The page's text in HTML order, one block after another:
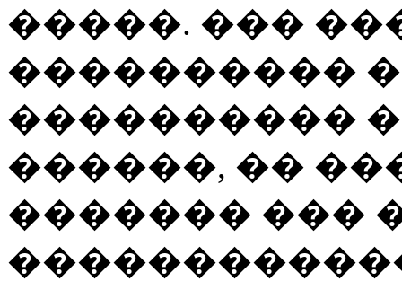
�����. ���
����������
����������
������, ��
������� ���